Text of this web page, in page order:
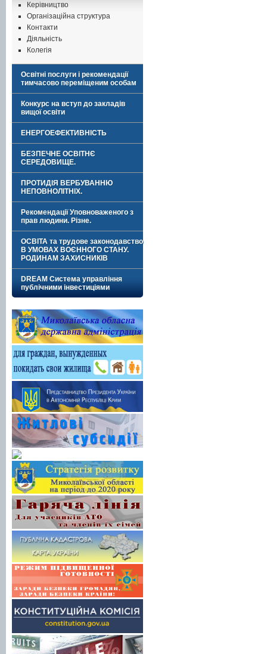
Керівництво
Організаційна структура
Контакти
Діяльність
Колегія
Освітні послуги і рекомендації
тимчасово переміщеним особам
Конкурс на вступ до закладів
вищої освіти
ЕНЕРГОЕФЕКТИВНІСТЬ
БЕЗПЕЧНЕ ОСВІТНЄ
СЕРЕДОВИЩЕ.
ПРОТИДІЯ ВЕРБУВАННЮ
НЕПОВНОЛІТНІХ.
Рекомендації Уповноваженого з
прав людини. Різне.
ОСВІТА та трудове законодавство
В УМОВАХ ВОЄННОГО СТАНУ.
РОДИНАМ ЗАХИСНИКІВ
DREAM Система управління
публічними інвестиціями